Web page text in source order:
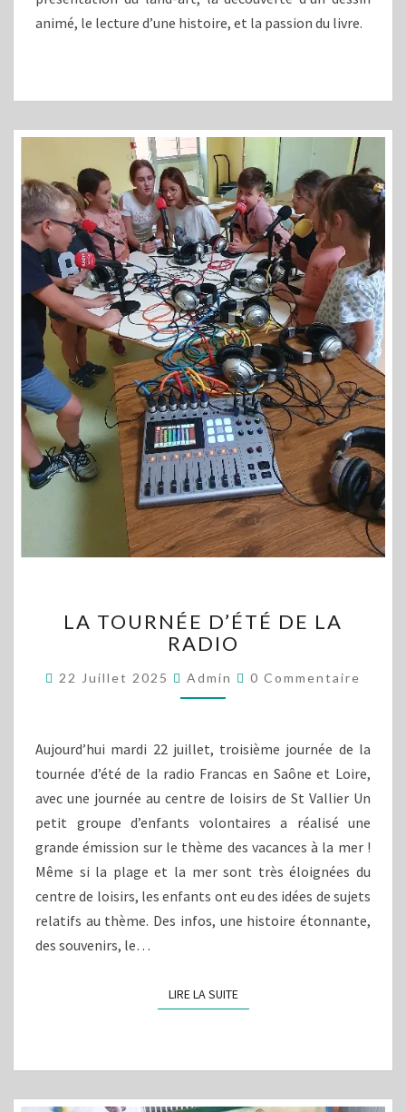
animé, le lecture d’une histoire, et la passion du livre.
TOURNÉE
D’ÉTÉ
LA
RADIO
LA TOURNÉE D’ÉTÉ DE LA
RADIO
22 Juillet 2025 Admin Commentaires
0 Commentaire
Aujourd’hui mardi 22 juillet, troisième journée de la
tournée d’été de la radio Francas en Saône et Loire,
avec une journée au centre de loisirs de St Vallier Un
petit groupe d’enfants volontaires a réalisé une
grande émission sur le thème des vacances à la mer !
Même si la plage et la mer sont très éloignées du
centre de loisirs, les enfants ont eu des idées de sujets
relatifs au thème. Des infos, une histoire étonnante,
des souvenirs, le…
LIRE LA SUITELIRE LA SUITE